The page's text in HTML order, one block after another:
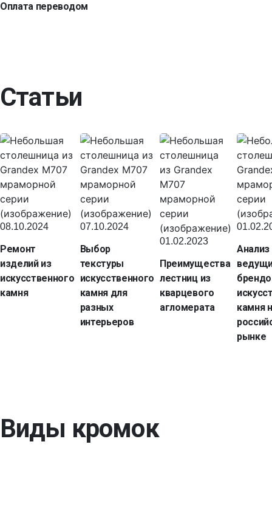
Оплата переводом
Статьи
08.10.2024
Ремонт
изделий из
искусственного
камня
07.10.2024
Выбор
текстуры
искусственного
камня для
разных
интерьеров
01.02.2023
Преимущества
лестниц из
кварцевого
агломерата
Анализ
камня
рынке
Виды кромок